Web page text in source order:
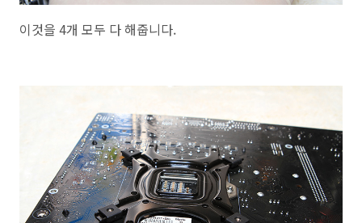
이것을 4개 모두 다 해줍니다.